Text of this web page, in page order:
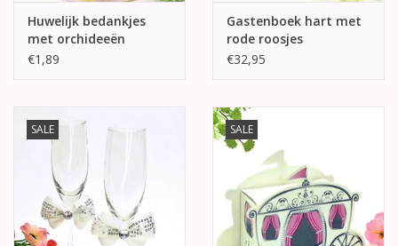
Huwelijk bedankjes
met orchideeën
bloemen
€1,89
Gastenboek hart met
rode roosjes
€32,95
SALE SALE